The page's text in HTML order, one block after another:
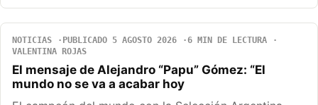
NOTICIAS PUBLICADO 5 AGOSTO 2026
6 MIN DE LECTURA
VALENTINA ROJAS
El mensaje de Alejandro “Papu” Gómez: “El
mundo no se va a acabar hoy